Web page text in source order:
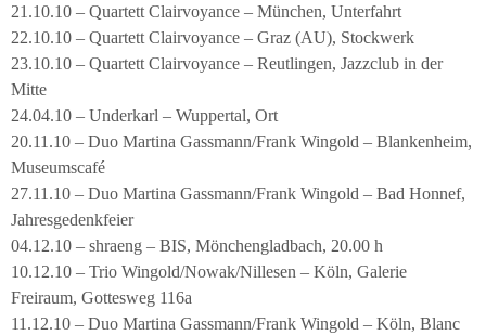
21.10.10 – Quartett Clairvoyance – München, Unterfahrt
22.10.10 – Quartett Clairvoyance – Graz (AU), Stockwerk
23.10.10 – Quartett Clairvoyance – Reutlingen, Jazzclub in der
Mitte
24.04.10 – Underkarl – Wuppertal, Ort
20.11.10 – Duo Martina Gassmann/Frank Wingold – Blankenheim,
Museumscafé
27.11.10 – Duo Martina Gassmann/Frank Wingold – Bad Honnef,
Jahresgedenkfeier
04.12.10 – shraeng – BIS, Mönchengladbach, 20.00 h
10.12.10 – Trio Wingold/Nowak/Nillesen – Köln, Galerie
Freiraum, Gottesweg 116a
11.12.10 – Duo Martina Gassmann/Frank Wingold – Köln, Blanc